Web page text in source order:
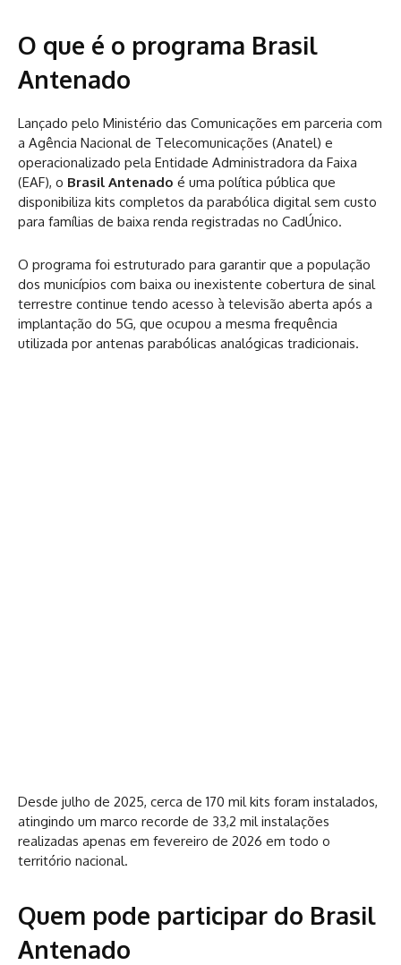
O que é o programa Brasil
Antenado
Lançado pelo Ministério das Comunicações em parceria com
a Agência Nacional de Telecomunicações (Anatel) e
operacionalizado pela Entidade Administradora da Faixa
(EAF), o Brasil Antenado é uma política pública que
disponibiliza kits completos da parabólica digital sem custo
para famílias de baixa renda registradas no CadÚnico.
O programa foi estruturado para garantir que a população
dos municípios com baixa ou inexistente cobertura de sinal
terrestre continue tendo acesso à televisão aberta após a
implantação do 5G, que ocupou a mesma frequência
utilizada por antenas parabólicas analógicas tradicionais.
Desde julho de 2025, cerca de 170 mil kits foram instalados,
atingindo um marco recorde de 33,2 mil instalações
realizadas apenas em fevereiro de 2026 em todo o
território nacional.
Quem pode participar do Brasil
Antenado